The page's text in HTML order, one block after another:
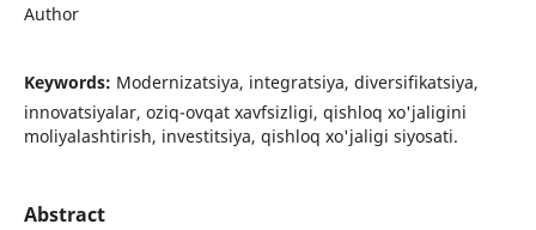
Author
Keywords: Modernizatsiya, integratsiya, diversifikatsiya,
innovatsiyalar, oziq-ovqat xavfsizligi, qishloq xo'jaligini
moliyalashtirish, investitsiya, qishloq xo'jaligi siyosati.
Abstract